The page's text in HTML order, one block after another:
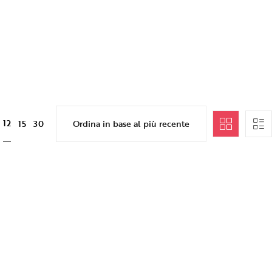
12 15 30